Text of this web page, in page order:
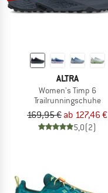
ALTRA
Women's Timp 6
Trailrunningschuhe
169,95 € ab 127,46 €
5,0(2)